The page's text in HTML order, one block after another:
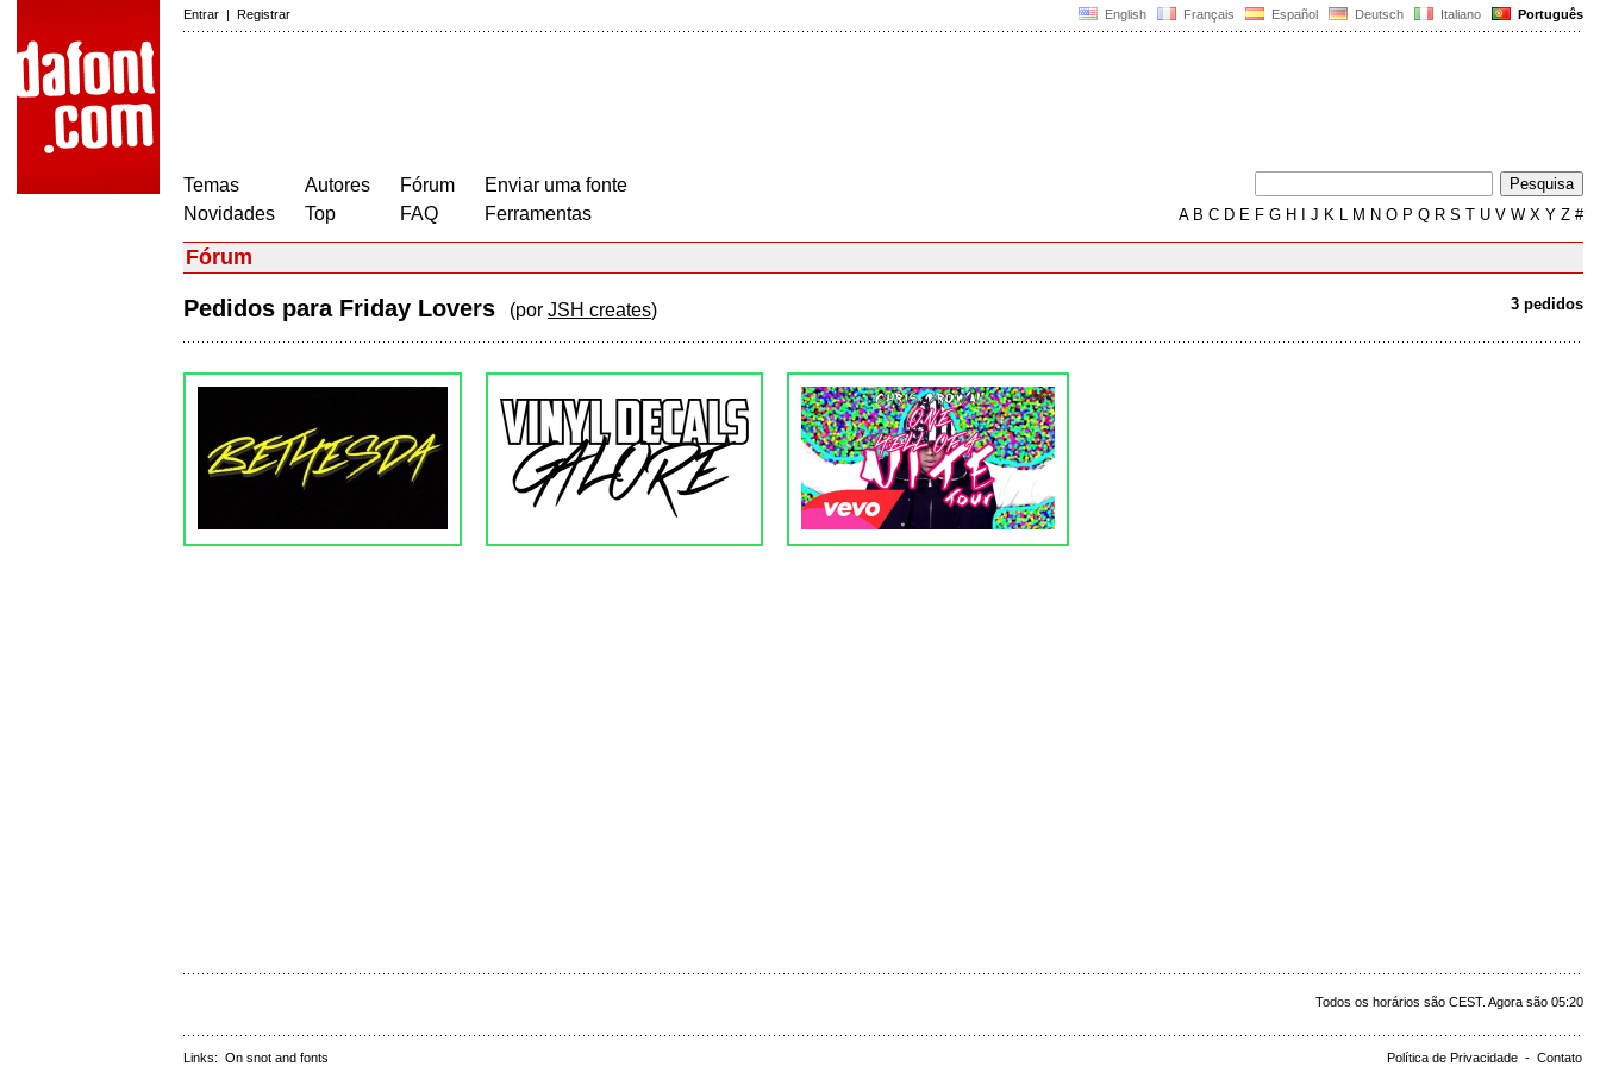
English Français Español Deutsch Italiano Português
Entrar | Registrar
Temas
Novidades
Autores
Top
Fórum
FAQ
Enviar uma fonte
Ferramentas
AB C D E F G H J K L M N O P Q R S T U V W X Y Z #
Fórum
3 pedidos
Pedidos para Friday Lovers (por JSH creates)
Todos os horários são CEST. Agora são 05:20
Política de Privacidade - Contato
Links: On snot and fonts